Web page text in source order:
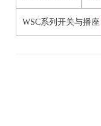
WSC系列开关与播座